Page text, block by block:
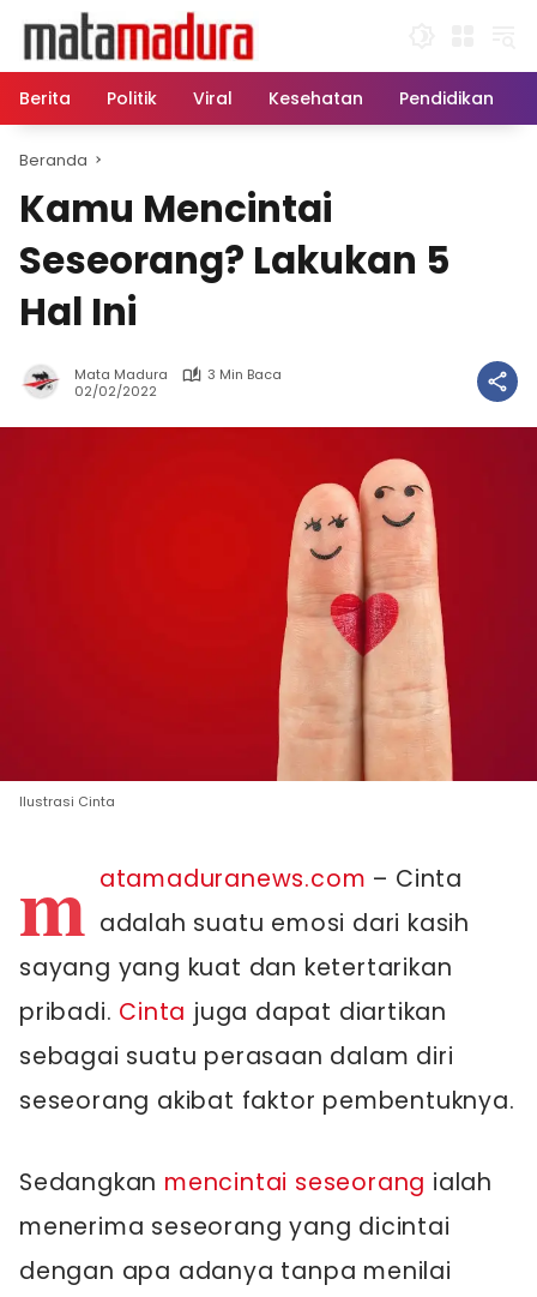
konten
Berita
Politik Viral Kesehatan Pendidikan
Beranda
Kamu Mencintai
Seseorang? Lakukan 5
Hal Ini
Mata Madura
3 Min Baca
02/02/2022
Ilustrasi Cinta
m atamaduranews.com – Cinta
adalah suatu emosi dari kasih
sayang yang kuat dan ketertarikan
pribadi. Cinta juga dapat diartikan
sebagai suatu perasaan dalam diri
seseorang akibat faktor pembentuknya.
Sedangkan mencintai seseorang ialah
menerima seseorang yang dicintai
dengan apa adanya tanpa menilai